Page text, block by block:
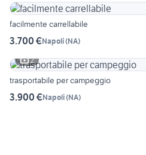
facilmente carrellabile
3.700 €Napoli(NA)
2
trasportabile per campeggio
3.900 €Napoli(NA)